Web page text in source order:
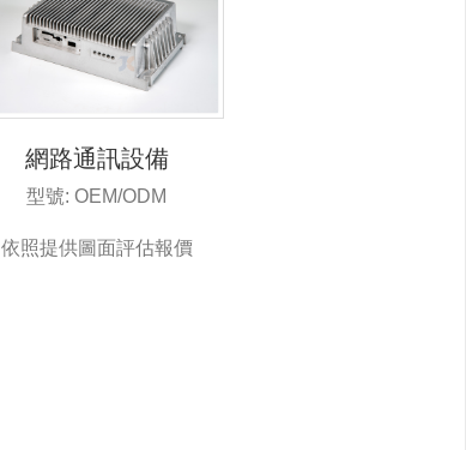
網路通訊設備
型號: OEM/ODM
依照提供圖面評估報價